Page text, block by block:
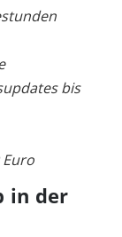
bis
in der